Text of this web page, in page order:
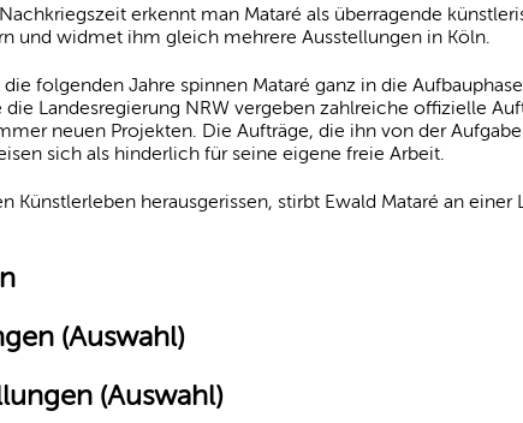
erkennt man Mataré als überragende
und widmet ihm gleich mehrere Ausstellungen in Köln.
folgenden Jahre spinnen Mataré ganz in die
Landesregierung NRW vergeben zahlreiche offizielle
neuen Projekten. Die Aufträge, die ihn von der
sich als hinderlich für seine eigene freie Arbeit.
Künstlerleben herausgerissen, stirbt Ewald Mataré an einer
(Auswahl)
(Auswahl)